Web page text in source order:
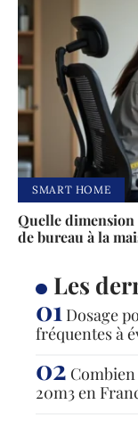
SMART HOME
Quelle dimension
de bureau à la
Les
Dosage
fréquentes à
20m3 en